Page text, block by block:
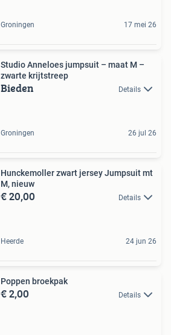
Groningen 17 mei 26
Studio Anneloes jumpsuit – maat M –
zwarte krijtstreep
Bieden Details
Groningen 26 jul 26
Hunckemoller zwart jersey Jumpsuit mt
M, nieuw
€ 20,00 Details
Heerde 24 jun 26
Poppen broekpak
€ 2,00 Details